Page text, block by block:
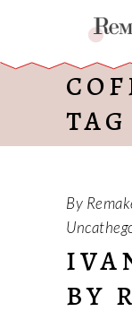
TAG
By
BY